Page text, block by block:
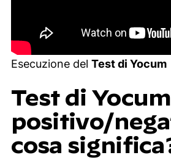
Esecuzione del Test di Yocum
Test di Yocum
positivo/
cosa